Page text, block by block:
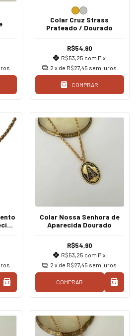
Colar Cruz Strass
Prateado / Dourado
R$54,90
R$53,25 com Pix
2 x de R$27,45 sem juros
COMPRAR
Colar Nossa Senhora de
Aparecida Dourado
R$54,90
R$53,25 com Pix
2 x de R$27,45 sem juros
COMPRAR